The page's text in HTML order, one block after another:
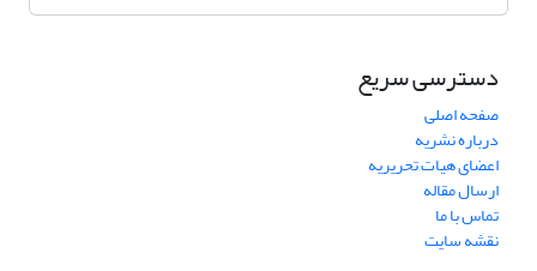
دسترسی سریع
صفحه اصلی
درباره نشریه
اعضای هیات تحریریه
ارسال مقاله
تماس با ما
نقشه سایت